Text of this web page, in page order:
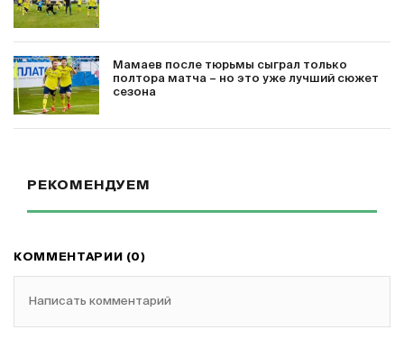
Мамаев после тюрьмы сыграл только
полтора матча – но это уже лучший сюжет
сезона
РЕКОМЕНДУЕМ
КОММЕНТАРИИ (0)
Написать комментарий